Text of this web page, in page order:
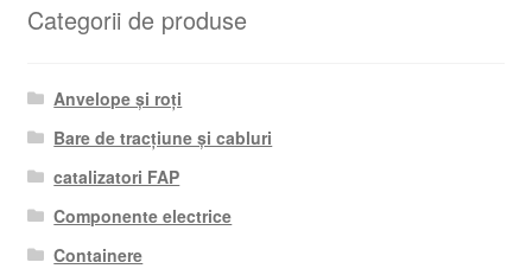
Categorii de produse
Anvelope și roți
Bare de tracțiune și cabluri
catalizatori FAP
Componente electrice
Containere